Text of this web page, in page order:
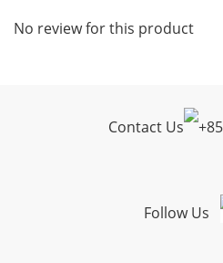
No review for this product
Contact Us +
Follow Us